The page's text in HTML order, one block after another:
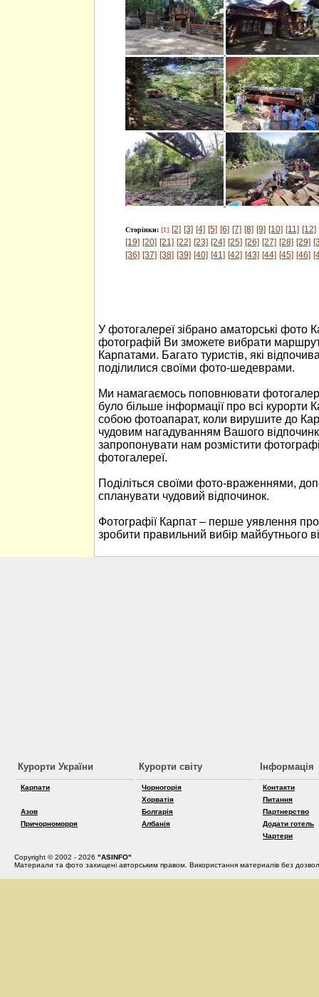
Сторінки: [1] [2] [3] [4] [5] [6] [7] [8] [9] [10] [11] [12]
[19] [20] [21] [22] [23] [24] [25] [26] [27] [28] [29]
[36] [37] [38] [39] [40] [41] [42] [43] [44] [45] [46]
У фотогалереї зібрано аматорські фото
фотографій Ви зможете вибрати
Карпатами. Багато туристів, які
поділилися своїми фото-шедеврами.
Ми намагаємось поповнювати
було більше інформації про всі курорти
собою фотоапарат, коли вирушите до
чудовим нагадуванням Вашого
запропонувати нам розмістити
фотогалереї.
Поділіться своїми фото-враженнями,
спланувати чудовий відпочинок.
Фотографії Карпат – перше уявлення
зробити правильний вибір майбутнього
Курорти України
Карпати
Азов
Причорноморря
Курорти світу
Чорногорія
Хорватія
Болгарія
Албанія
Інформація
Контакти
Питання
Партнерство
Додати готель
Чартери
Copyright © 2002 - 2026 "ASINFO"
Материали та фото захищені авторським правом. Використання материалів без